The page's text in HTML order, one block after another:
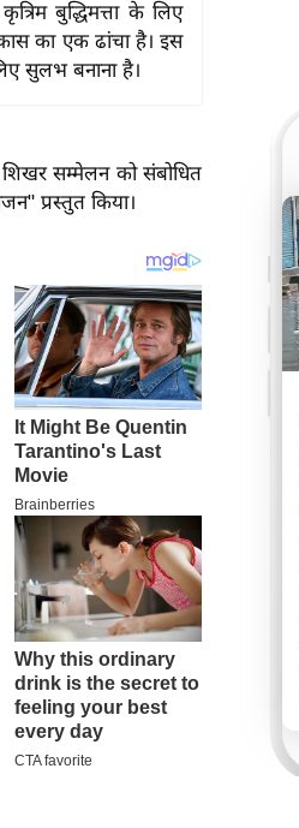
बुद्धिमत्ता के लिए
का एक ढांचा है। इस
सुलभ बनाना है।
शिखर सम्मेलन को संबोधित
प्रस्तुत किया।